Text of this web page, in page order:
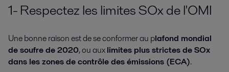
1- Respectez les limites SOx de l'OMI
Une bonne raison est de se conformer au plafond mondial
de soufre de 2020, ou auxlimites plus strictes de SOx
dans les zones de contrôle des émissions (ECA).